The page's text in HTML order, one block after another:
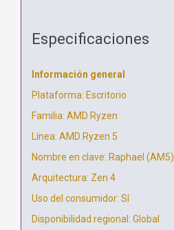
Especificaciones
Información general
Plataforma: Escritorio
Familia: AMD Ryzen
Línea: AMD Ryzen 5
Nombre en clave: Raphael (AM5)
Arquitectura: Zen 4
Uso del consumidor: Sí
Disponibilidad regional: Global